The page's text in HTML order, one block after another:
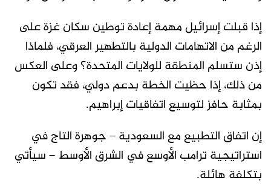
إذا قبلت إسرائيل مهمة إعادة توطين سكان غزة على
الرغم من الاتهامات الدولية بالتطهير العرقي، فلماذا
إذن ستسلم المنطقة للولايات المتحدة؟ وعلى العكس
من ذلك، إذا حظيت الخطة بدعم دولي، فقد تكون
بمثابة حافز لتوسيع اتفاقيات إبراهيم.
إن اتفاق التطبيع مع السعودية – جوهرة التاج في
استراتيجية ترامب الأوسع في الشرق الأوسط – سيأتي
بتكلفة هائلة.